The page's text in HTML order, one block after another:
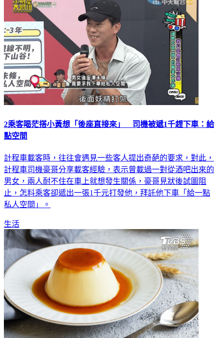
2乘客喝茫搭小黃想「後座直接來」 司機被遞1千趕下車：給
點空間
計程車載客時，往往會遇見一些客人提出奇葩的要求，對此，
計程車司機豪哥分享載客經驗，表示曾載過一對從酒吧出來的
男女，兩人耐不住在車上就想發生關係，豪哥見狀後試圖阻
止，怎料乘客卻遞出一張1千元打發他，拜託他下車「給一點
私人空間」。
生活